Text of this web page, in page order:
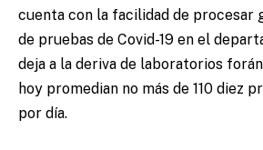
cuenta con la facilidad de procesar
de pruebas de Covid-19 en el
deja a la deriva de laboratorios
hoy promedian no más de 110 diez
por día.